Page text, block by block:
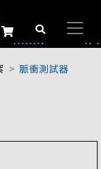
脈衝測試器